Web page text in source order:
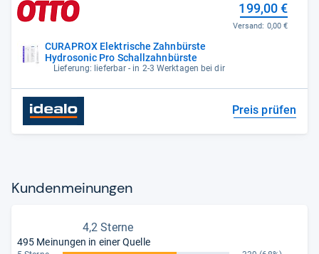
CURAPROX Elektrische Zahnbürste
Hydrosonic Pro Schallzahnbürste
Lieferung: lieferbar - in 2-3 Werktagen bei dir
199,00 €
Versand: 0,00 €
Preis prüfen
Kun­den­mei­nun­gen
4,2 Sterne
495 Meinungen in einer Quelle